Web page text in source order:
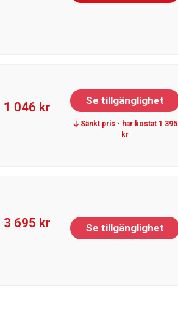
1 046 kr Se tillgänglighet
Sänkt pris - har kostat 1 395
kr
3 695 kr Se tillgänglighet